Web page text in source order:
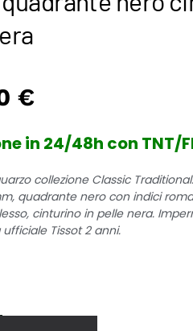
€
in 24/48h con TNT/
collezione Classic
quadrante nero con indici
cinturino in pelle nera.
Tissot 2 anni.